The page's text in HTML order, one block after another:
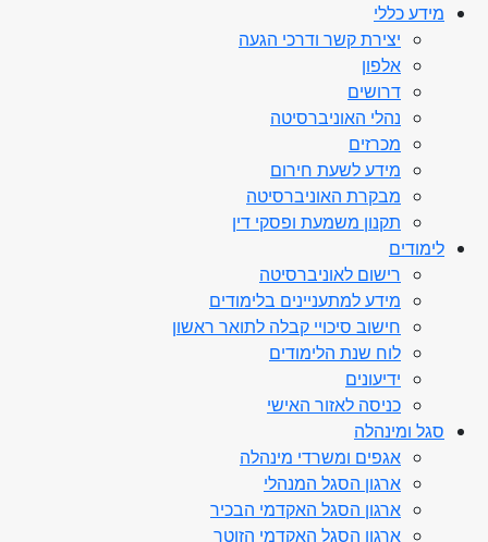
מידע כללי
יצירת קשר ודרכי הגעה
אלפון
דרושים
נהלי האוניברסיטה
מכרזים
מידע לשעת חירום
מבקרת האוניברסיטה
תקנון משמעת ופסקי דין
לימודים
רישום לאוניברסיטה
מידע למתעניינים בלימודים
חישוב סיכויי קבלה לתואר ראשון
לוח שנת הלימודים
ידיעונים
כניסה לאזור האישי
סגל ומינהלה
אגפים ומשרדי מינהלה
ארגון הסגל המנהלי
ארגון הסגל האקדמי הבכיר
ארגון הסגל האקדמי הזוטר